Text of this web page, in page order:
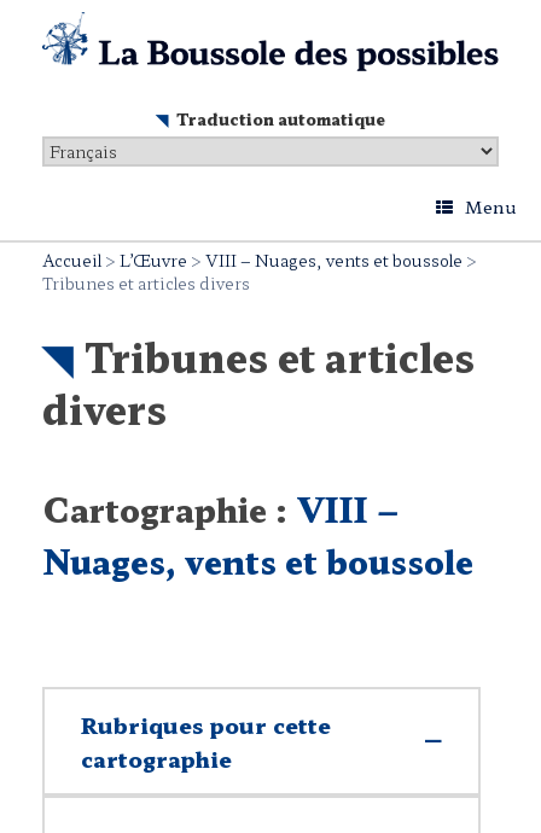
content
Traduction automatique
Menu
Accueil> L’Œuvre > VIII – Nuages, vents et boussole >
Tribunes et articles divers
Tribunes et articles
divers
Cartographie : VIII –
Nuages, vents et boussole
Rubriques pour cette
cartographie